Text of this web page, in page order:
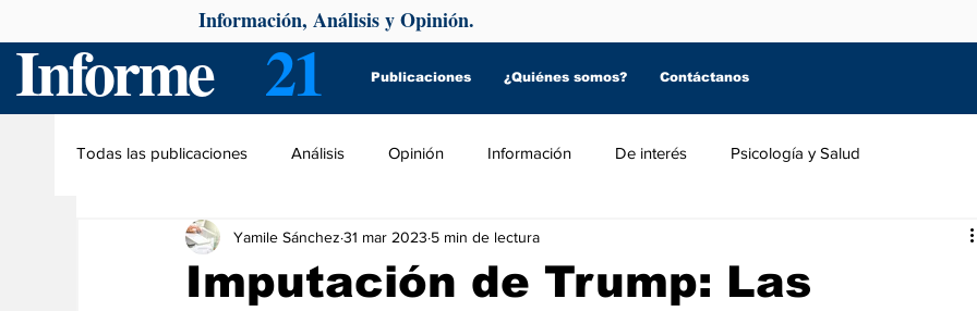
Informe 21 Publicaciones ¿Quiénes somos? Contáctanos
Información, Análisis y Opinión.
Todas las publicaciones Análisis Opinión Información De interés Psicología y Salud
Imputación de Trump: Las
Yamile Sánchez 31 mar 2023 5 min de lectura